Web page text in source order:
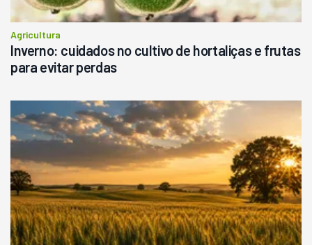
Agricultura
Inverno: cuidados no cultivo de hortaliças e frutas
para evitar perdas